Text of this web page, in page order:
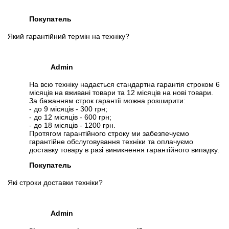
Покупатель
Який гарантійний термін на техніку?
Admin
На всю техніку надається стандартна гарантія строком 6
місяців на вживані товари та 12 місяців на нові товари.
За бажанням строк гарантії можна розширити:
- до 9 місяців - 300 грн;
- до 12 місяців - 600 грн;
- до 18 місяців - 1200 грн.
Протягом гарантійного строку ми забезпечуємо
гарантійне обслуговування техніки та оплачуємо
доставку товару в разі виникнення гарантійного випадку.
Покупатель
Які строки доставки техніки?
Admin